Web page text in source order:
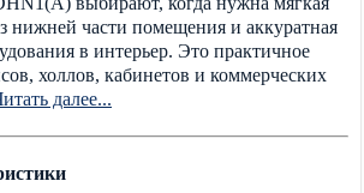
нижней части помещения и аккуратная
в интерьер. Это практичное
холлов, кабинетов и коммерческих
далее...